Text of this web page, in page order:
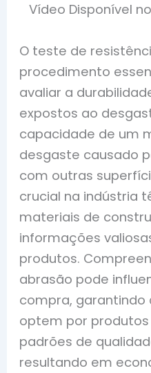
Vídeo Disponível
O teste de
procedimento
avaliar a
expostos ao
capacidade de um
desgaste causado
com outras
crucial na indústria
materiais de
informações
produtos.
abrasão pode
compra, garantindo
optem por
padrões de
resultando em